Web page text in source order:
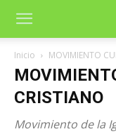
Inicio MOVIMIENTO
CRISTIANO
Movimiento de la